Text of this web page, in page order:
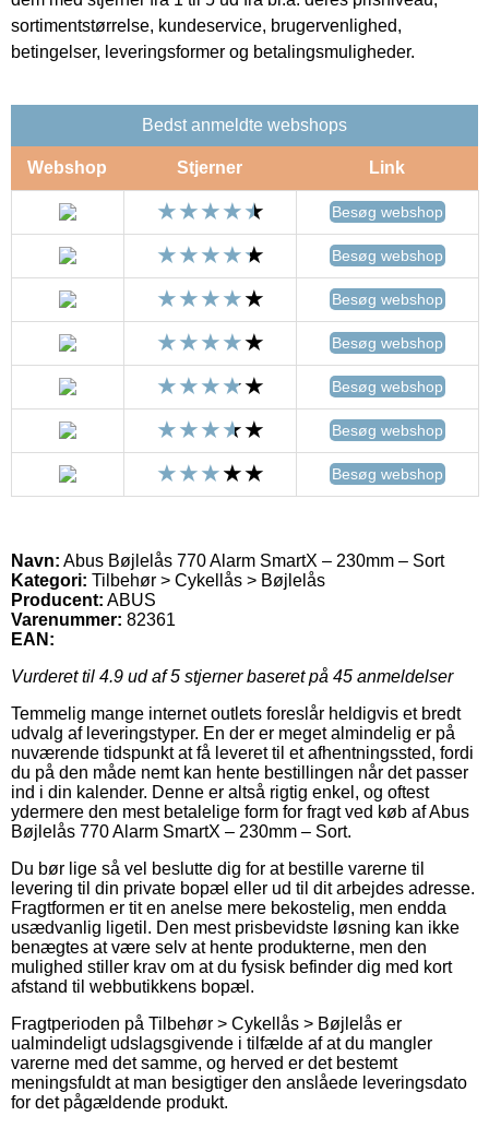
sortimentstørrelse, kundeservice, brugervenlighed,
betingelser, leveringsformer og betalingsmuligheder.
Bedst anmeldte webshops
Webshop Stjerner Link
Besøg webshop
Besøg webshop
Besøg webshop
Besøg webshop
Besøg webshop
Besøg webshop
Besøg webshop
Navn: Abus Bøjlelås 770 Alarm SmartX – 230mm – Sort
Kategori: Tilbehør > Cykellås > Bøjlelås
Producent: ABUS
Varenummer: 82361
EAN:
Vurderet til 4.9 ud af 5 stjerner baseret på 45 anmeldelser
Temmelig mange internet outlets foreslår heldigvis et bredt
udvalg af leveringstyper. En der er meget almindelig er på
nuværende tidspunkt at få leveret til et afhentningssted, fordi
du på den måde nemt kan hente bestillingen når det passer
ind i din kalender. Denne er altså rigtig enkel, og oftest
ydermere den mest betalelige form for fragt ved køb af Abus
Bøjlelås 770 Alarm SmartX – 230mm – Sort.
Du bør lige så vel beslutte dig for at bestille varerne til
levering til din private bopæl eller ud til dit arbejdes adresse.
Fragtformen er tit en anelse mere bekostelig, men endda
usædvanlig ligetil. Den mest prisbevidste løsning kan ikke
benægtes at være selv at hente produkterne, men den
mulighed stiller krav om at du fysisk befinder dig med kort
afstand til webbutikkens bopæl.
Fragtperioden på Tilbehør > Cykellås > Bøjlelås er
ualmindeligt udslagsgivende i tilfælde af at du mangler
varerne med det samme, og herved er det bestemt
meningsfuldt at man besigtiger den anslåede leveringsdato
for det pågældende produkt.